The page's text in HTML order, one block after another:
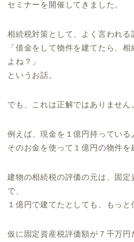
セミナーを開催してきました。
相続税対策として、よく言われる
「借金をして物件を建てたら、
よね？」
というお話。
でも、これは正解ではありません
例えば、現金を１億円持っている
そのお金を使って１億円の物件を
建物の相続税の評価の元は、固定
で、
１億円で建てたとしても、もっと
仮に固定資産税評価額が７千万円